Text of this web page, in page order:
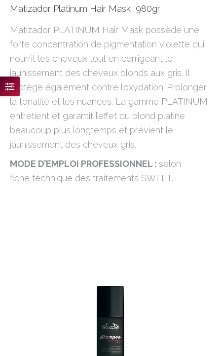
Matizador Platinum Hair Mask, 980gr
Matizador PLATINUM Hair Mask possède une
forte concentration de pigmentation violette qui
nourrit les cheveux tout en corrigeant le
jaunissement des cheveux blonds aux gris. Il
protège également contre l’oxydation. Prolonger
la tonalité et les nuances. La gamme PLATINUM
entretient et garantit l’effet du blond platine
beaucoup plus longtemps et prévient le
jaunissement des cheveux gris.
MODE D’EMPLOI PROFESSIONNEL : selon
fiche technique des traitements SWEET.